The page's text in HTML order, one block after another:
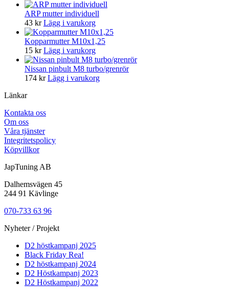
ARP mutter individuell
43 kr Lägg i varukorg
Kopparmutter M10x1,25
15 kr Lägg i varukorg
Nissan pinbult M8 turbo/grenrör
174 kr Lägg i varukorg
Länkar
Kontakta oss
Om oss
Våra tjänster
Integritetspolicy
Köpvillkor
JapTuning AB
Dalhemsvägen 45
244 91 Kävlinge
070-733 63 96
Nyheter / Projekt
D2 höstkampanj 2025
Black Friday Rea!
D2 höstkampanj 2024
D2 Höstkampanj 2023
D2 Höstkampanj 2022